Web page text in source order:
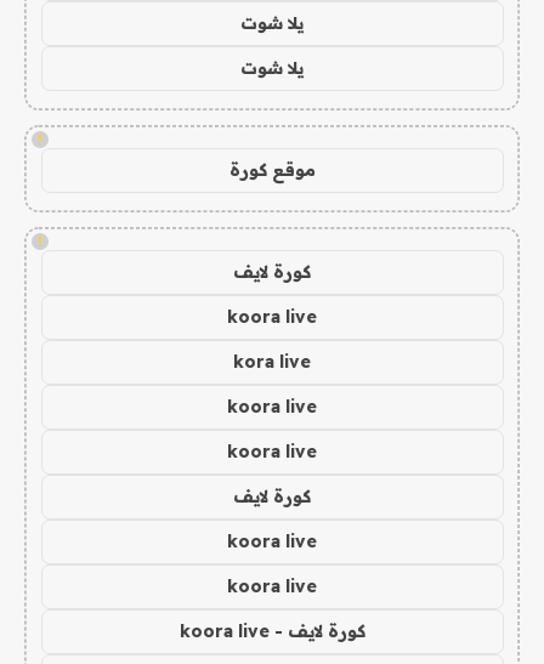
يلا شوت
يلا شوت
!
موقع كورة
!
كورة لايف
koora live
kora live
koora live
koora live
كورة لايف
koora live
koora live
كورة لايف - koora live